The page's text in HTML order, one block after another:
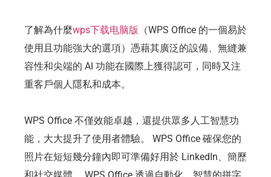
了解為什麼wps下载电脑版
（WPS Office 的一個易於
使用且功能強大的選項）憑藉其廣泛的設備、無縫兼
容性和尖端的 AI 功能在國際上獲得認可，同時又注
重客戶個人隱私和成本。
WPS Office 不僅效能卓越，還提供眾多人工智慧功
能，大大提升了使用者體驗。 WPS Office 確保您的
照片在短短幾分鐘內即可準備好用於 LinkedIn、簡歷